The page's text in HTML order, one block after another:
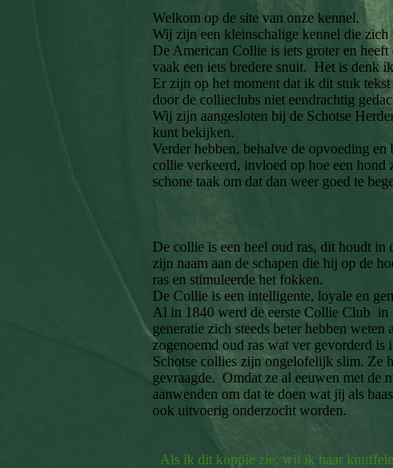
Welkom op de site van onze kennel.
Wij zijn een kleinschalige kennel die
De American Collie is iets groter en
vaak een iets bredere snuit. Het is denk
Er zijn op het moment dat ik dit stuk
door de collieclubs niet eendrachtig
Wij zijn aangesloten bij de Schotse
kunt bekijken.
Verder hebben, behalve de opvoeding
collie verkeerd, invloed op hoe een hond
schone taak om dat dan weer goed te
De collie is een heel oud ras, dit houdt in
zijn naam aan de schapen die hij op de
ras en stimuleerde het fokken.
De Collie is een intelligente, loyale en
Al in 1840 werd de eerste Collie Club in
generatie zich steeds beter hebben
zogenoemd oud ras wat ver gevorderd is
Schotse collies zijn ongelofelijk slim. Ze
gevraagde. Omdat ze al eeuwen met de
aanwenden om dat te doen wat jij als
ook uitvoerig onderzocht worden.
Als ik dit koppie zie, wil ik haar